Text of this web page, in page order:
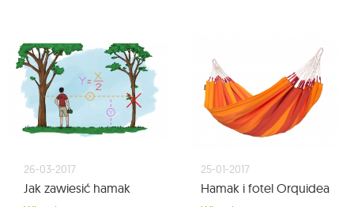
26-03-2017
Jak zawiesić hamak
25-01-2017
Hamak i fotel Orquidea